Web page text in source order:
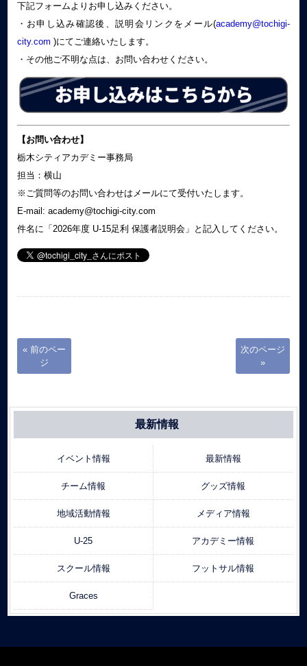
下記フォームよりお申し込みください。
・お申し込み確認後、説明会リンクをメール(academy@tochigi-
city.com )にてご連絡いたします。
・その他ご不明な点は、お問い合わせください。
【お問い合わせ】
栃木シティアカデミー事務局
担当：横山
※ご質問等のお問い合わせはメールにて受付いたします。
E-mail: academy@tochigi-city.com
件名に「2026年度 U-15足利 保護者説明会」と記入してください。
« 前のペー
ジ
次のページ
»
最新情報
イベント情報 最新情報
チーム情報 グッズ情報
地域活動情報 メディア情報
U-25 アカデミー情報
スクール情報 フットサル情報
Graces